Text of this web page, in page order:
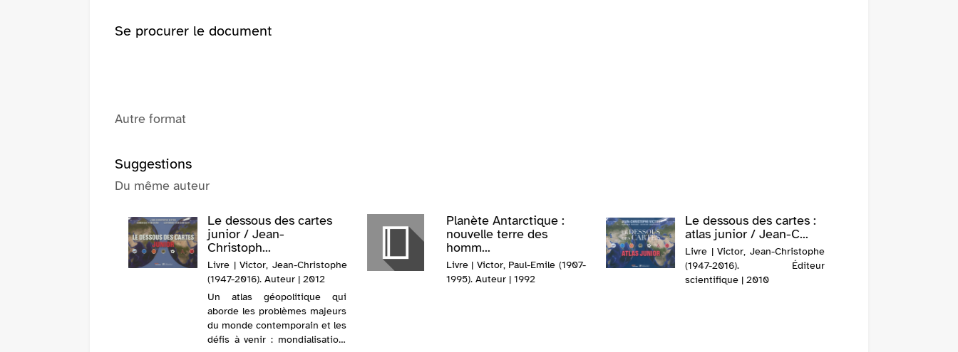
Se procurer le document
Autre format
Suggestions
Du même auteur
Planète Antarctique :
nouvelle terre des
homm...
Livre | Victor, Paul-Emile (1907-
1995). Auteur | 1992
Le dessous des cartes :
atlas junior / Jean-C...
Livre | Victor, Jean-Christophe
(1947-2016). Éditeur
scientifique | 2010
Le dessous des cartes
junior / Jean-
Christoph...
Livre | Victor, Jean-Christophe
(1947-2016). Auteur | 2012
Un atlas géopolitique qui
aborde les problèmes majeurs
du monde contemporain et les
défis à venir : mondialisation,